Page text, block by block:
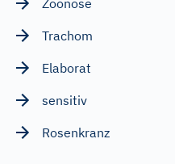
Trachom
Elaborat
sensitiv
Rosenkranz